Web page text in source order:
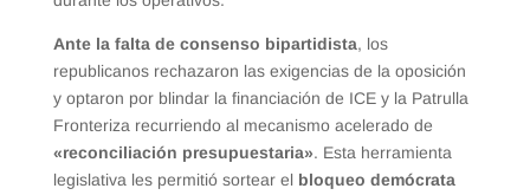
Ante la falta de consenso bipartidista, los
republicanos rechazaron las exigencias de la oposición
y optaron por blindar la financiación de ICE y la Patrulla
Fronteriza recurriendo al mecanismo acelerado de
«reconciliación presupuestaria». Esta herramienta
legislativa les permitió sortear el bloqueo demócrata